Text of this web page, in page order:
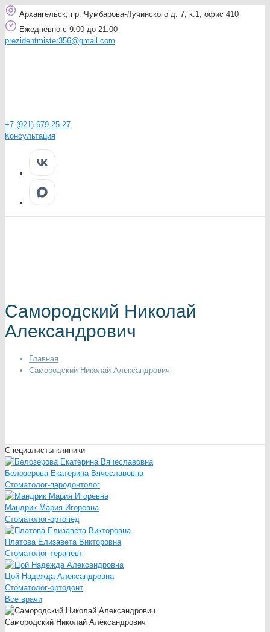
Архангельск, пр. Чумбарова-Лучинского д. 7, к.1, офис 410
Ежедневно с 9:00 до 21:00
prezidentmister356@gmail.com
+7 (921) 679-25-27
Консультация
Самородский Николай
Александрович
Главная
Самородский Николай Александрович
Специалисты клиники
Белозерова Екатерина Вячеславовна
Стоматолог-пародонтолог
Мандрик Мария Игоревна
Стоматолог-ортопед
Платова Елизавета Викторовна
Стоматолог-терапевт
Цой Надежда Александровна
Стоматолог-ортодонт
Все врачи
Самородский Николай Александрович